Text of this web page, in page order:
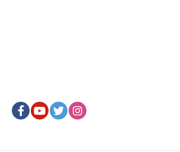
FacebookYoutubeTwitter